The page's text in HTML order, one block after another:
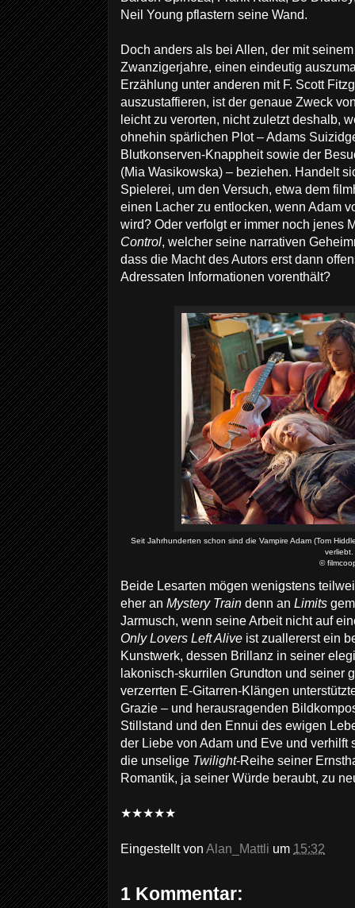
Neil Young pflastern seine Wand.
Doch anders als bei Allen, der mit
Zwanzigerjahre, einen eindeutig
Erzählung unter anderen mit F. Scott
auszustaffieren, ist der genaue Zweck
leicht zu verorten, nicht zuletzt deshalb,
ohnehin spärlichen Plot – Adams
Blutkonserven-Knappheit sowie der
(Mia Wasikowska) – beziehen. Handelt
Spielerei, um den Versuch, etwa dem
einen Lacher zu entlocken, wenn Adam
wird? Oder verfolgt er immer noch jenes
Control, welcher seine narrativen
dass die Macht des Autors erst dann
Adressaten Informationen vorenthält?
Seit Jahrhunderten schon sind die Vampire Adam (Tom
verliebt.
©
Beide Lesarten mögen wenigstens
eher an Mystery Train denn an Limits
Jarmusch, wenn seine Arbeit nicht auf
Only Lovers Left Alive ist zuallererst ein
Kunstwerk, dessen Brillanz in seiner
lakonisch-skurrilen Grundton und seiner
verzerrten E-Gitarren-Klängen
Grazie – und herausragenden
Stillstand und den Ennui des ewigen
der Liebe von Adam und Eve und verhilft
die unselige Twilight-Reihe seiner
Romantik, ja seiner Würde beraubt, zu
★★★★★
Eingestellt von Alan_Mattli um 15:32
1 Kommentar: